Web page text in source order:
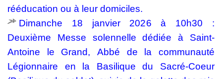
rééducation ou à leur domiciles.
Dimanche 18 janvier 2026 à 10h30 :
Deuxième Messe solennelle dédiée à Saint-
Antoine le Grand, Abbé de la communauté
Légionnaire en la Basilique du Sacré-Coeur